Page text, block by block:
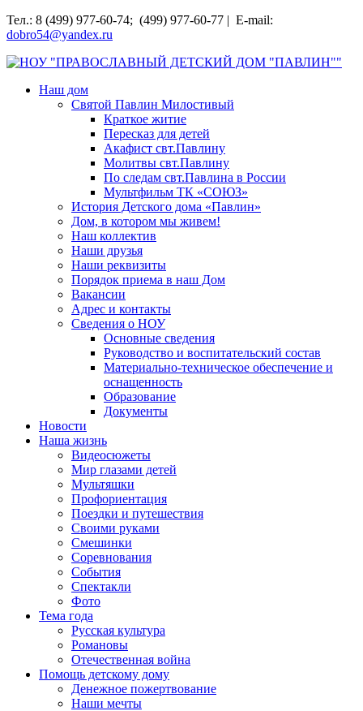
Перейти
к
Тел.: 8 (499) 977-60-74; (499) 977-60-77 | E-mail:
dobro54@yandex.ru
НОУ "ПРАВОСЛАВНЫЙ ДЕТСКИЙ ДОМ "ПАВЛИН""
Наш дом
Святой Павлин Милостивый
Краткое житие
Пересказ для детей
Акафист свт.Павлину
Молитвы свт.Павлину
По следам свт.Павлина в России
Мультфильм ТК «СОЮЗ»
История Детского дома «Павлин»
Дом, в котором мы живем!
Наш коллектив
Наши друзья
Наши реквизиты
Порядок приема в наш Дом
Вакансии
Адрес и контакты
Сведения о НОУ
Основные сведения
Руководство и воспитательский состав
Материально-техническое обеспечение и
оснащенность
Образование
Документы
Новости
Наша жизнь
Видеосюжеты
Мир глазами детей
Мультяшки
Профориентация
Поездки и путешествия
Своими руками
Смешинки
Соревнования
События
Спектакли
Фото
Тема года
Русская культура
Романовы
Отечественная война
Помощь детскому дому
Денежное пожертвование
Наши мечты